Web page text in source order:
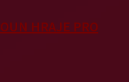
HRAJE PRO